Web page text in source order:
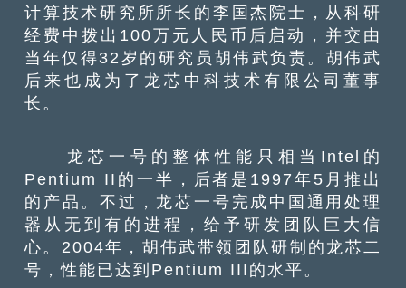
计算技术研究所所长的李国杰院士，从科研
经费中拨出100万元人民币后启动，并交由
当年仅得32岁的研究员胡伟武负责。胡伟武
后来也成为了龙芯中科技术有限公司董事
长。
龙芯一号的整体性能只相当Intel的
Pentium II的一半，后者是1997年5月推出
的产品。不过，龙芯一号完成中国通用处理
器从无到有的进程，给予研发团队巨大信
心。2004年，胡伟武带领团队研制的龙芯二
号，性能已达到Pentium III的水平。